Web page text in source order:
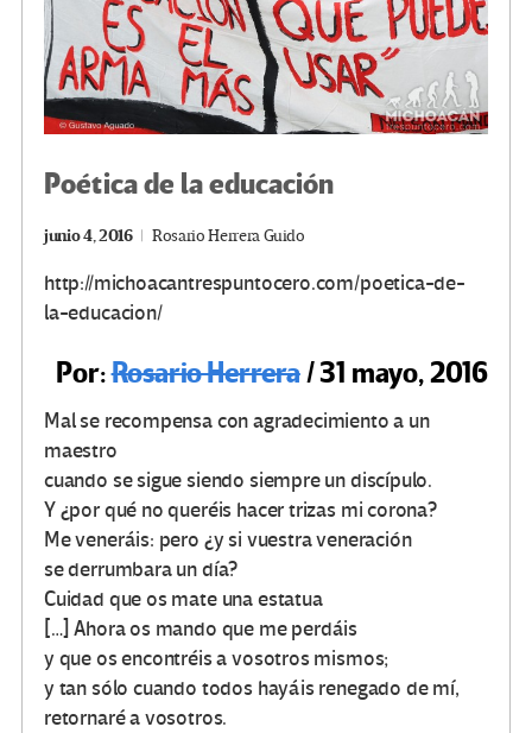
Poética de la educación
junio 4, 2016 Rosario Herrera Guido
http://michoacantrespuntocero.com/poetica-de-
la-educacion/
Por:Rosario Herrera/ 31 mayo, 2016
Mal se recompensa con agradecimiento a un
maestro
cuando se sigue siendo siempre un discípulo.
Y ¿por qué no queréis hacer trizas mi corona?
Me veneráis: pero ¿y si vuestra veneración
se derrumbara un día?
Cuidad que os mate una estatua
[…] Ahora os mando que me perdáis
y que os encontréis a vosotros mismos;
y tan sólo cuando todos hayáis renegado de mí,
retornaré a vosotros.